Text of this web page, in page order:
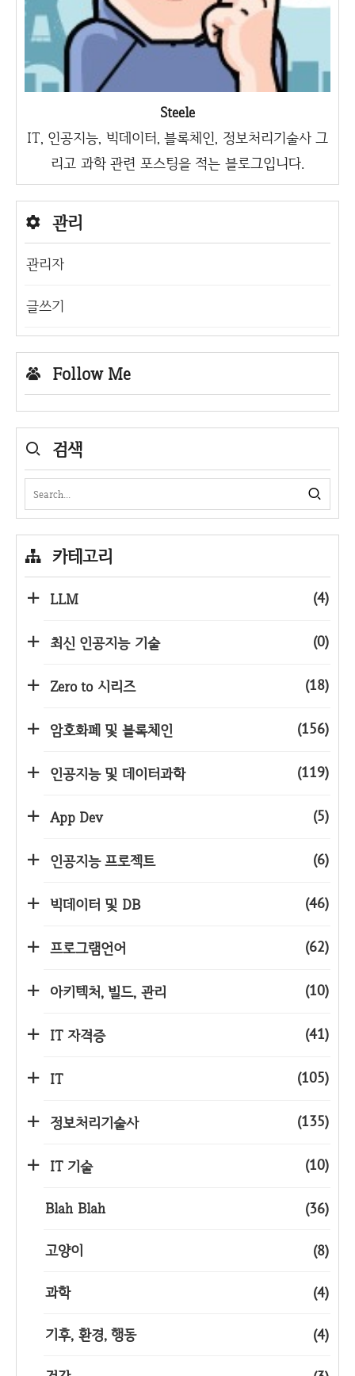
Steele
IT, 인공지능, 빅데이터, 블록체인, 정보처리기술사 그
리고 과학 관련 포스팅을 적는 블로그입니다.
관리
관리자
글쓰기
Follow Me
검색
카테고리
LLM (4)
최신 인공지능 기술 (0)
Zero to 시리즈 (18)
암호화폐 및 블록체인 (156)
인공지능 및 데이터과학 (119)
App Dev (5)
인공지능 프로젝트 (6)
빅데이터 및 DB (46)
프로그램언어 (62)
아키텍처, 빌드, 관리 (10)
IT 자격증 (41)
IT (105)
정보처리기술사 (135)
IT 기술 (10)
Blah Blah (36)
고양이 (8)
과학 (4)
기후, 환경, 행동 (4)